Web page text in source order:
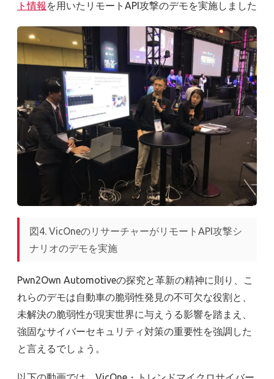
ト情報 を用いたリモートAPI攻撃のデモを実施しました
図4. VicOneのリサーチャーがリモートAPI攻撃シ
ナリオのデモを実施
Pwn2Own Automotiveの探究と革新の精神に則り、こ
れらのデモは自動車の脆弱性発見の不可欠な役割と、
未解決の脆弱性が現実世界に与えうる影響を踏まえ、
強固なサイバーセキュリティ対策の重要性を強調した
と言えるでしょう。